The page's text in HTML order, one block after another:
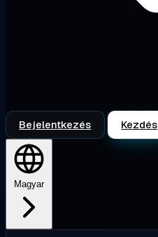
Bejelentkezés Kezdés
Magyar